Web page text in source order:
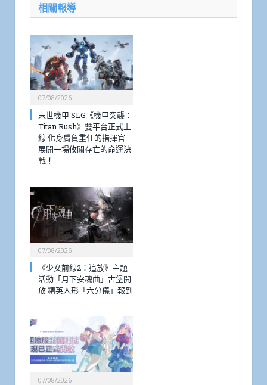
相關報導
07/08/2026
末世機甲 SLG《機甲突襲：
Titan Rush》雙平台正式上
線 化身肩負重任的指揮官
展開一場攸關存亡的命運決
戰！
07/08/2026
《少女前線2：追放》主題
活動「月下安魂曲」古堡開
放 精英人形「六分儀」報到
07/08/2026